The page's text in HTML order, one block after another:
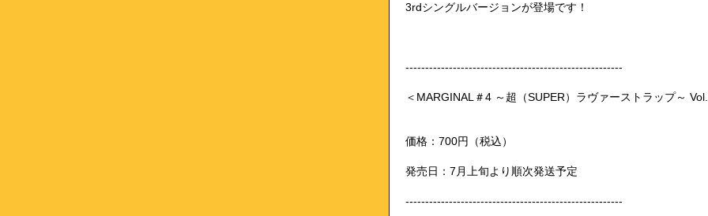
3rdシングルバージョンが登場です！
-------------------------------------------------------
＜MARGINAL＃4 ～超（SUPER）ラヴァーストラップ～
価格：700円（税込）
発売日：7月上旬より順次発送予定
-------------------------------------------------------